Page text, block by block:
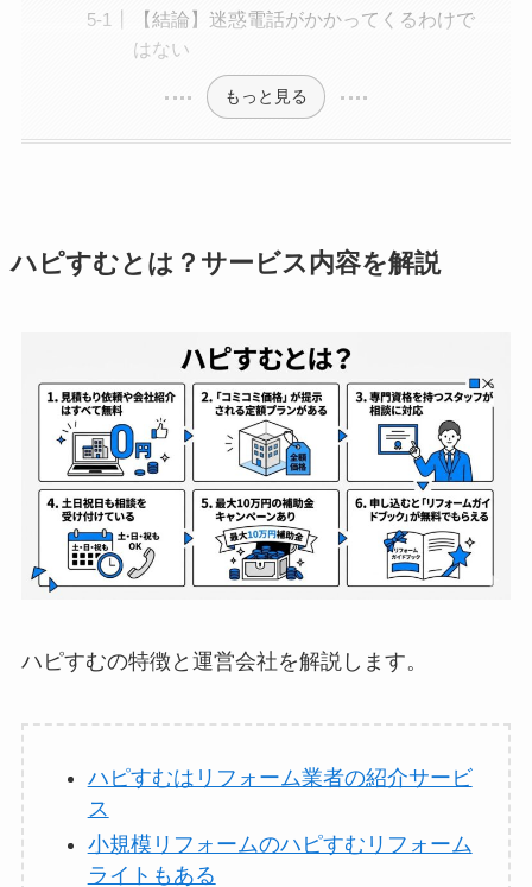
【結論】迷惑電話がかかってくるわけで
はない
もっと見る
ハピすむとは？サービス内容を解説
ハピすむの特徴と運営会社を解説します。
ハピすむはリフォーム業者の紹介サービ
ス
小規模リフォームのハピすむリフォーム
ライトもある